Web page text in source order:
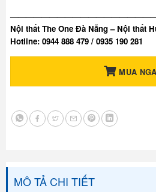
Nội thất The One Đà Nẵng – Nội thất
Hotline: 0944 888 479 / 0935 190 281
MUA
MÔ TẢ CHI TIẾT